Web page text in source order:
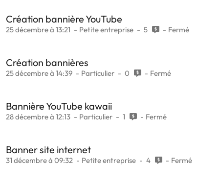
Création bannière YouTube
25 décembre à 13:21 Petite entreprise 5 Fermé
Création bannières
25 décembre à 14:39 Particulier 0 Fermé
Bannière YouTube kawaii
28 décembre à 12:13 Particulier 1 Fermé
Banner site internet
31 décembre à 09:32 Petite entreprise 4 Fermé